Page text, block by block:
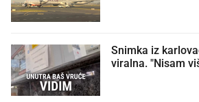
Snimka iz
viralna. "Nisam